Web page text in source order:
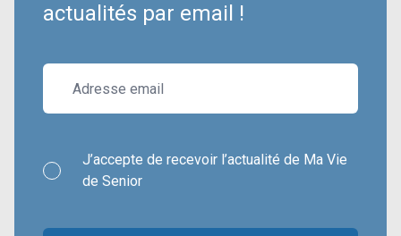
actualités par email !
J’accepte de recevoir l’actualité de Ma Vie
de Senior